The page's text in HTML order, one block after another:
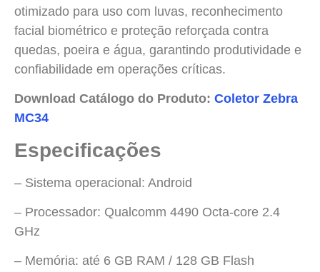
otimizado para uso com luvas, reconhecimento
facial biométrico e proteção reforçada contra
quedas, poeira e água, garantindo produtividade e
confiabilidade em operações críticas.
Download Catálogo do Produto: Coletor Zebra
MC34
Especificações
– Sistema operacional: Android
– Processador: Qualcomm 4490 Octa-core 2.4
GHz
– Memória: até 6 GB RAM / 128 GB Flash